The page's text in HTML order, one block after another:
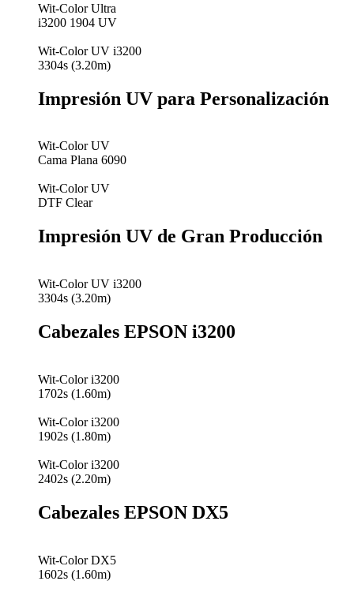
Wit-Color Ultra
i3200 1904 UV
Wit-Color UV i3200
3304s (3.20m)
Impresión UV para Personalización
Wit-Color UV
Cama Plana 6090
Wit-Color UV
DTF Clear
Impresión UV de Gran Producción
Wit-Color UV i3200
3304s (3.20m)
Cabezales EPSON i3200
Wit-Color i3200
1702s (1.60m)
Wit-Color i3200
1902s (1.80m)
Wit-Color i3200
2402s (2.20m)
Cabezales EPSON DX5
Wit-Color DX5
1602s (1.60m)